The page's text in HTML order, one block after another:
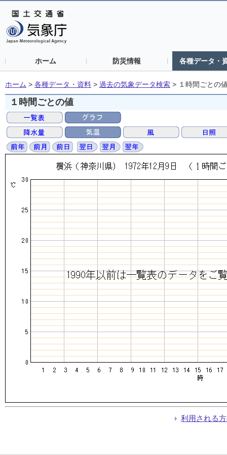
ホーム 防災情報 各種データ・
ホーム > 各種データ・資料 > 過去の気象データ検索 > １時間ごとの
１時間ごとの値
利用される